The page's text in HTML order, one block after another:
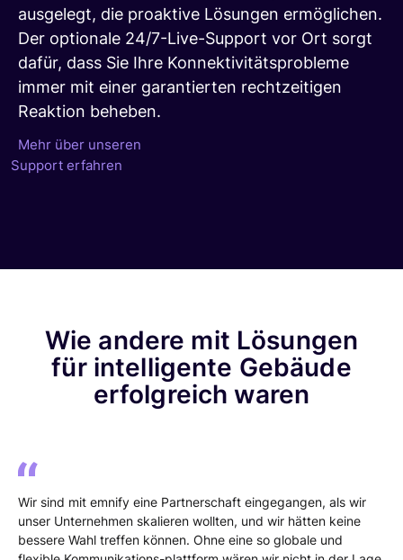
ausgelegt, die proaktive Lösungen ermöglichen.
Der optionale 24/7-Live-Support vor Ort sorgt
dafür, dass Sie Ihre Konnektivitätsprobleme
immer mit einer garantierten rechtzeitigen
Reaktion beheben.
Mehr über unseren
Support erfahren
Wie andere mit Lösungen
für intelligente Gebäude
erfolgreich waren
Wir sind mit emnify eine Partnerschaft eingegangen, als wir
unser Unternehmen skalieren wollten, und wir hätten keine
bessere Wahl treffen können. Ohne eine so globale und